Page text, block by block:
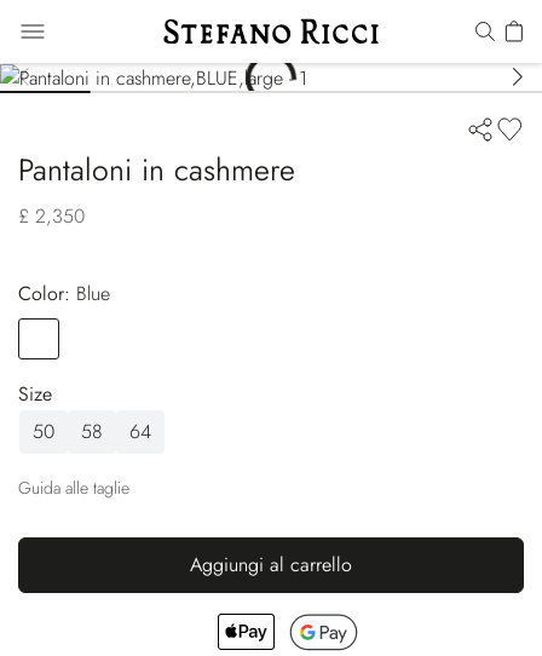
Pantaloni in cashmere
£ 2,350
Color:
blue
Size
50
58 64
Guida alle taglie
Aggiungi al carrello